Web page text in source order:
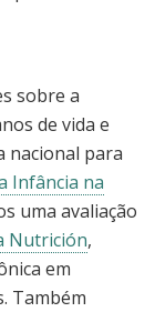
sobre a
de vida e
nacional para
Infância na
uma avaliação
Nutrición,
em
Também